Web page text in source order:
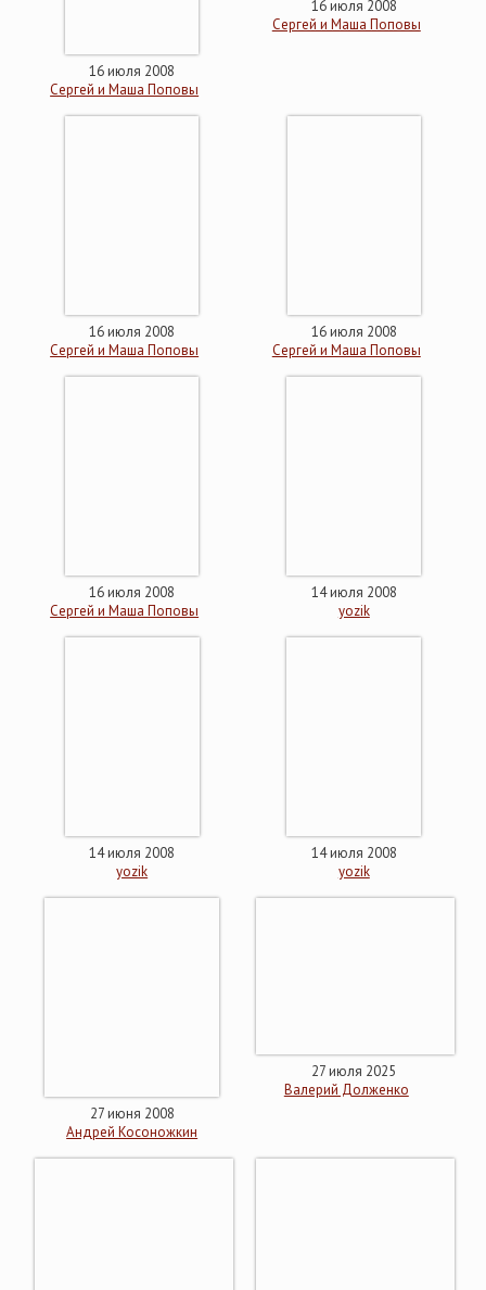
16 июля 2008
Сергей и Маша Поповы
16 июля 2008
Сергей и Маша Поповы
16 июля 2008
Сергей и Маша Поповы
16 июля 2008
Сергей и Маша Поповы
16 июля 2008
Сергей и Маша Поповы
14 июля 2008
yozik
14 июля 2008
yozik
14 июля 2008
yozik
27 июня 2008
Андрей Косоножкин
27 июля 2025
Валерий Долженко